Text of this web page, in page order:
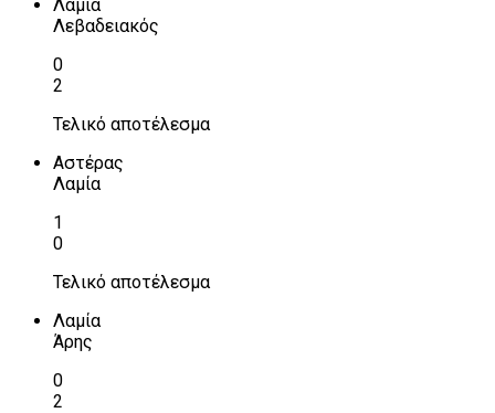
Λαμία
Λεβαδειακός
0
2
Τελικό αποτέλεσμα
Αστέρας
Λαμία
1
0
Τελικό αποτέλεσμα
Λαμία
Άρης
0
2